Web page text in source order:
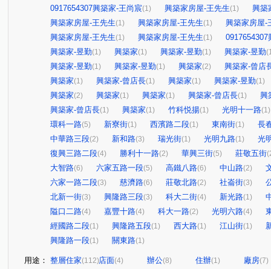
0917654307興築家-王尚宸(1) 興築家房屋-王先生(1)
興築
興築家房屋-王先生(1) 興築家房屋-王先生(1)
興築家房屋-
興築家房屋-王先生(1) 興築家房屋-王先生(1)
0917654307
興築家-昱勤(1) 興築家(1) 興築家-昱勤(1) 興築家-昱勤
興築家-昱勤(1) 興築家-昱勤(1) 興築家(2)
興築家-曾店
興築家(1) 興築家-曾店長(1) 興築家(1) 興築家-昱勤(1)
興築家(2) 興築家(1) 興築家(1) 興築家-曾店長(1)
興
興築家-曾店長(1) 興築家(1) 竹科悦揚(1) 光明十一路(1)
環科一路(5) 新寮街(1) 西濱路二段(1) 東南街(1)
長
中華路三段(2) 新和路(3) 瑞光街(1) 光明九路(1)
光
復興三路二段(4) 勝利十一路(2) 華興三街(5) 莊敬五街
大智路(6) 六家五路一段(5) 高鐵八路(6) 中山路(2)
六家一路二段(3) 慈濟路(6) 莊敬北路(2) 社崙街(3)
北新一街(3) 興隆路三段(3) 科大二街(4) 新光路(1)
隘口二路(4) 嘉豐十路(4) 科大一路(2) 光明六路(4)
經國路二段(1) 興隆路五段(1) 西大路(1) 江山街(1)
興隆路一段(1) 關東路(1)
用途： 整層住家(112)店面(4) 辦公(8) 住辦(1) 廠房(7)